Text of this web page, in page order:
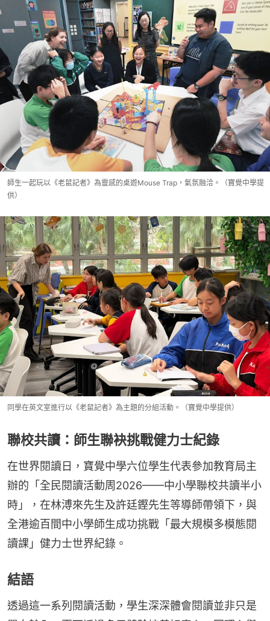
師生一起玩以《老鼠記者》為靈感的桌遊Mouse Trap，氣氛融洽。（寶覺中學提
供）
同學在英文室進行以《老鼠記者》為主題的分組活動。（寶覺中學提供）
聯校共讀：師生聯袂挑戰健力士紀錄
在世界閱讀日，寶覺中學六位學生代表參加教育局主
辦的「全民閱讀活動周2026——中小學聯校共讀半小
時」，在林溥來先生及許廷鏗先生等導師帶領下，與
全港逾百間中小學師生成功挑戰「最大規模多模態閱
讀課」健力士世界紀錄。
結語
透過這一系列閱讀活動，學生深深體會閱讀並非只是